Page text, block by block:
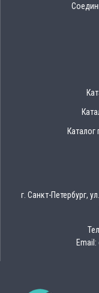
Каталог
г. Санкт-Петербург,